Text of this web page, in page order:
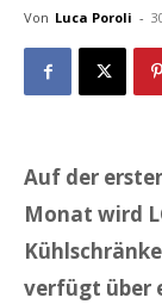
Von Luca Poroli -
Auf der
Monat wird
verfügt über